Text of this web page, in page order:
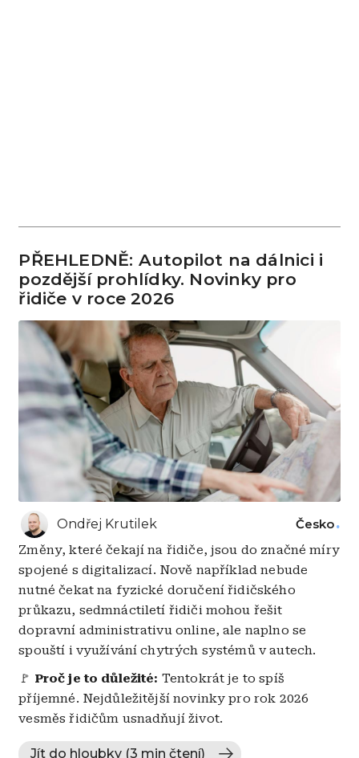
PŘEHLEDNĚ: Autopilot na dálnici i
pozdější prohlídky. Novinky pro
řidiče v roce 2026
Ondřej Krutilek Česko
Změny, které čekají na řidiče, jsou do značné míry
spojené s digitalizací. Nově například nebude
nutné čekat na fyzické doručení řidičského
průkazu, sedmnáctiletí řidiči mohou řešit
dopravní administrativu online, ale naplno se
spouští i využívání chytrých systémů v autech.
🚩 Proč je to důležité: Tentokrát je to spíš
příjemné. Nejdůležitější novinky pro rok 2026
vesměs řidičům usnadňují život.
Jít do hloubky (3 min čtení)